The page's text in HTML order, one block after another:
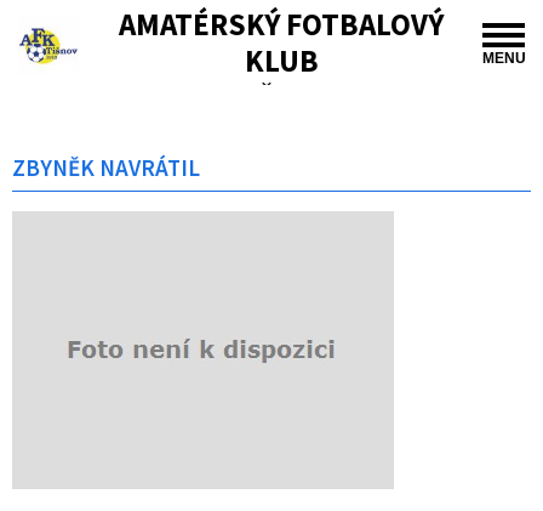
MENU
AMATÉRSKÝ FOTBALOVÝ
KLUB
TIŠNOV
ZBYNĚK NAVRÁTIL